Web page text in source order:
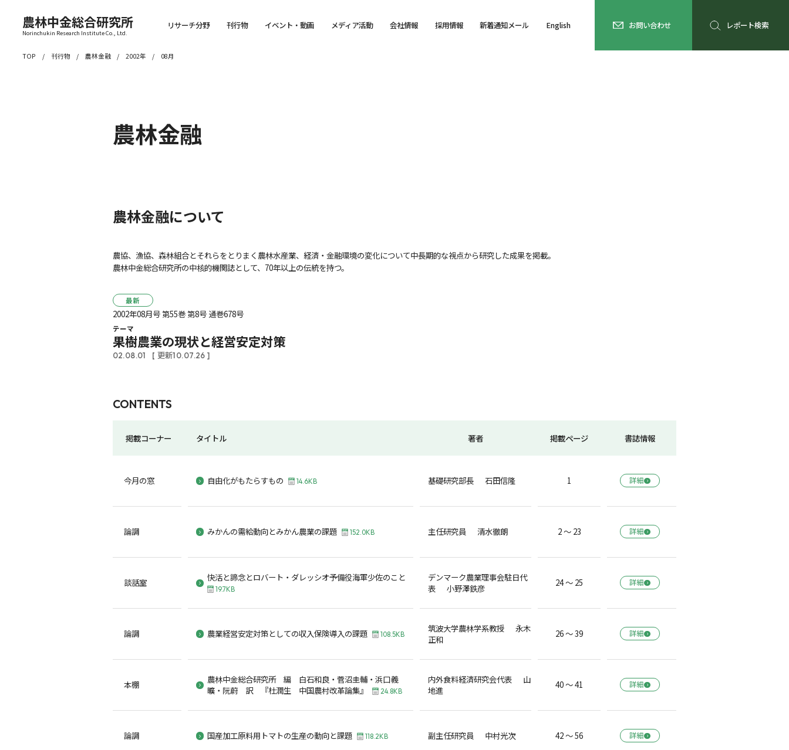
農林中金総合研究所
Norinchukin Research Institute Co., Ltd.
リサーチ分野 刊行物 イベント・動画 メディア活動 会社情報 採用情報 新着通知メール English お問い合わせ レポート検索
TOP 刊行物 農林金融 2002年 08月
農林金融
農林金融について
農協、漁協、森林組合とそれらをとりまく農林水産業、経済・金融環境の変化について中長期的な視点から研究した成果を掲載。
農林中金総合研究所の中核的機関誌として、70年以上の伝統を持つ。
最新
2002年08月号 第55巻 第8号 通巻678号
テーマ
果樹農業の現状と経営安定対策
02.08.01 [ 更新10.07.26 ]
CONTENTS
掲載コーナー タイトル 著者 掲載ページ 書誌情報
今月の窓 自由化がもたらすもの 14.6KB 基礎研究部長 石田信隆 1 詳細
論調 みかんの需給動向とみかん農業の課題 152.0KB 主任研究員 清水徹朗 2 ～ 23 詳細
談話室 快活と諦念とロバート・ダレッシオ予備役海軍少佐のこと
19.7KB
デンマーク農業理事会駐日代
表 小野澤鉄彦
24 ～ 25 詳細
論調 農業経営安定対策としての収入保険導入の課題 108.5KB
筑波大学農林学系教授 永木
正和
26 ～ 39 詳細
本棚
農林中金総合研究所 編 白石和良・菅沼圭輔・浜口義
曠・阮蔚 訳 『杜潤生 中国農村改革論集』
24.8KB
内外食料経済研究会代表 山
地進
40 ～ 41 詳細
論調 国産加工原料用トマトの生産の動向と課題 118.2KB 副主任研究員 中村光次 42 ～ 56 詳細